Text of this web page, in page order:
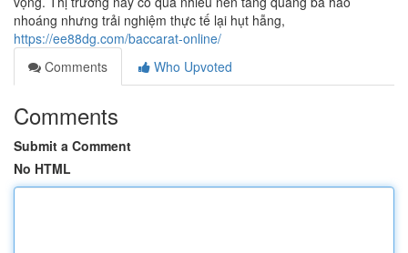
nhoáng nhưng trải nghiệm thực tế lại hụt hẫng,
https://ee88dg.com/baccarat-online/
Comments
Who Upvoted
Comments
Submit a Comment
No HTML